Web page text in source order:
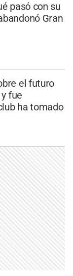
pasó con su
Gran
el futuro
fue
ha tomado